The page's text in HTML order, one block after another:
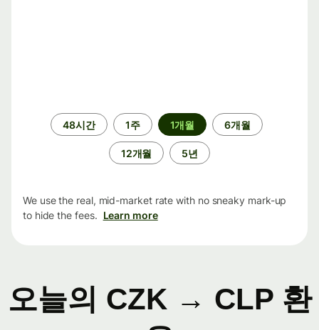
48시간 1주 1개월 6개월
12개월 5년
We use the real, mid-market rate with no sneaky mark-up
to hide the fees. Learn more
오늘의 CZK → CLP 환